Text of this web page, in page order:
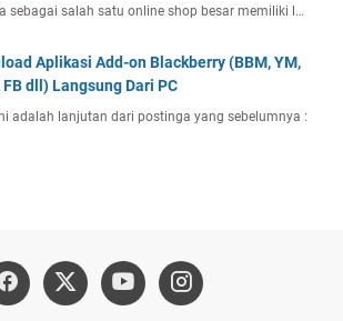
sebagai salah satu online shop besar memiliki l…
Aplikasi Add-on Blackberry (BBM, YM,
FB dll) Langsung Dari PC
adalah lanjutan dari postinga yang sebelumnya :